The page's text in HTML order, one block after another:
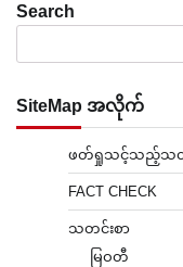
Search
SiteMap အလိုက်
ဖတ်ရှုသင့်သည့်သတင်
FACT CHECK
သတင်းစာ
မြဝတီ